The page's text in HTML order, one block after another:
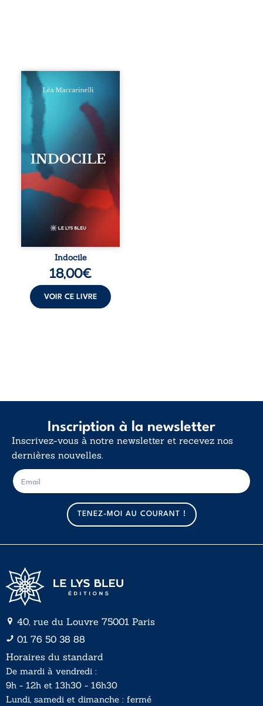
Quatre parties.
Quatre refus.
Quatre visages
d’une existence en
friction. Entre les
silences qu’on ne
déchiffre pas, les
amours qu’on
dérange, les corps
qu’on administre
et les liens qu’on
sabote, cet
ouvrage parle à
vivent trop fort,
trop vrai, trop tôt.
traversée. Une
langue nue. Une
insurrection
calme. Une
déclaration
d’existence pour ...
Indocile
18,00€
VOIR CE LIVRE
Inscription à la newsletter
Inscrivez-vous à notre newsletter et recevez nos
dernières nouvelles.
m
a
i
l
E
-
m
TENEZ-MOI AU COURANT !
40, rue du Louvre 75001 Paris
01 76 50 38 88
Horaires du standard
De mardi à vendredi :
9h - 12h et 13h30 - 16h30
Lundi, samedi et dimanche : fermé